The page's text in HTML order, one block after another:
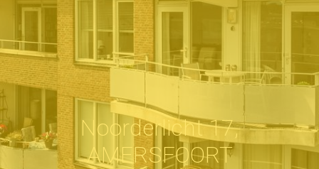
Noorderlicht 17,
AMERSFOORT